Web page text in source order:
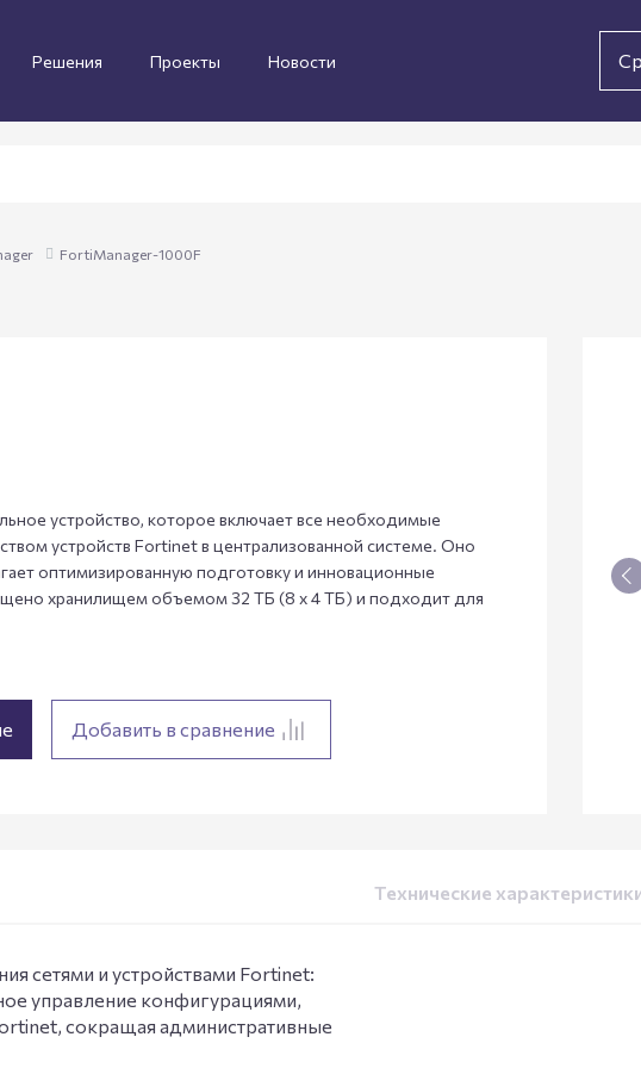
Решения Проекты Новости
FortiManager-1000F
устройство, которое включает все необходимые
устройств Fortinet в централизованной системе. Оно
оптимизированную подготовку и инновационные
хранилищем объемом 32 ТБ (8 x 4 ТБ) и подходит для
Добавить в сравнение
Технические
сетями и устройствами Fortinet:
управление конфигурациями,
сокращая административные